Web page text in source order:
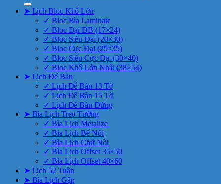
➤ Lịch Bloc Khổ Lớn
✓ Bloc Bìa Laminate
✓ Bloc Đại ĐB (17×24)
✓ Bloc Siêu Đại (20×30)
✓ Bloc Cực Đại (25×35)
✓ Bloc Siêu Cực Đại (30×40)
✓ Bloc Khổ Lớn Nhất (38×54)
➤ Lịch Để Bàn
✓ Lịch Để Bàn 13 Tờ
✓ Lịch Để Bàn 15 Tờ
✓ Lịch Để Bàn Đứng
➤ Bìa Lịch Treo Tường
✓ Bìa Lịch Metalize
✓ Bìa Lịch Bế Nổi
✓ Bìa Lịch Chữ Nổi
✓ Bìa Lịch Offset 35×50
✓ Bìa Lịch Offset 40×60
➤ Lịch 52 Tuần
➤ Bìa Lịch Gập